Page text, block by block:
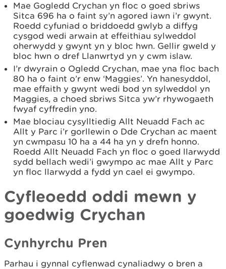
Mae Gogledd Crychan yn floc o goed sbriws
Sitca 696 ha o faint sy’n agored iawn i’r gwynt.
Roedd cyfuniad o briddoedd gwlyb a diffyg
cysgod wedi arwain at effeithiau sylweddol
oherwydd y gwynt yn y bloc hwn. Gellir gweld y
bloc hwn o dref Llanwrtyd yn y cwm islaw.
I’r dwyrain o Ogledd Crychan, mae yna floc bach
80 ha o faint o’r enw ‘Maggies’. Yn hanesyddol,
mae effaith y gwynt wedi bod yn sylweddol yn
Maggies, a choed sbriws Sitca yw’r rhywogaeth
fwyaf cyffredin yno.
Mae blociau cysylltiedig Allt Neuadd Fach ac
Allt y Parc i’r gorllewin o Dde Crychan ac maent
yn cwmpasu 10 ha a 44 ha yn y drefn honno.
Roedd Allt Neuadd Fach yn floc o goed llarwydd
sydd bellach wedi’i gwympo ac mae Allt y Parc
yn floc llarwydd a fydd yn cael ei gwympo.
Cyfleoedd oddi mewn y
goedwig Crychan
Cynhyrchu Pren
Parhau i gynnal cyflenwad cynaliadwy o bren a